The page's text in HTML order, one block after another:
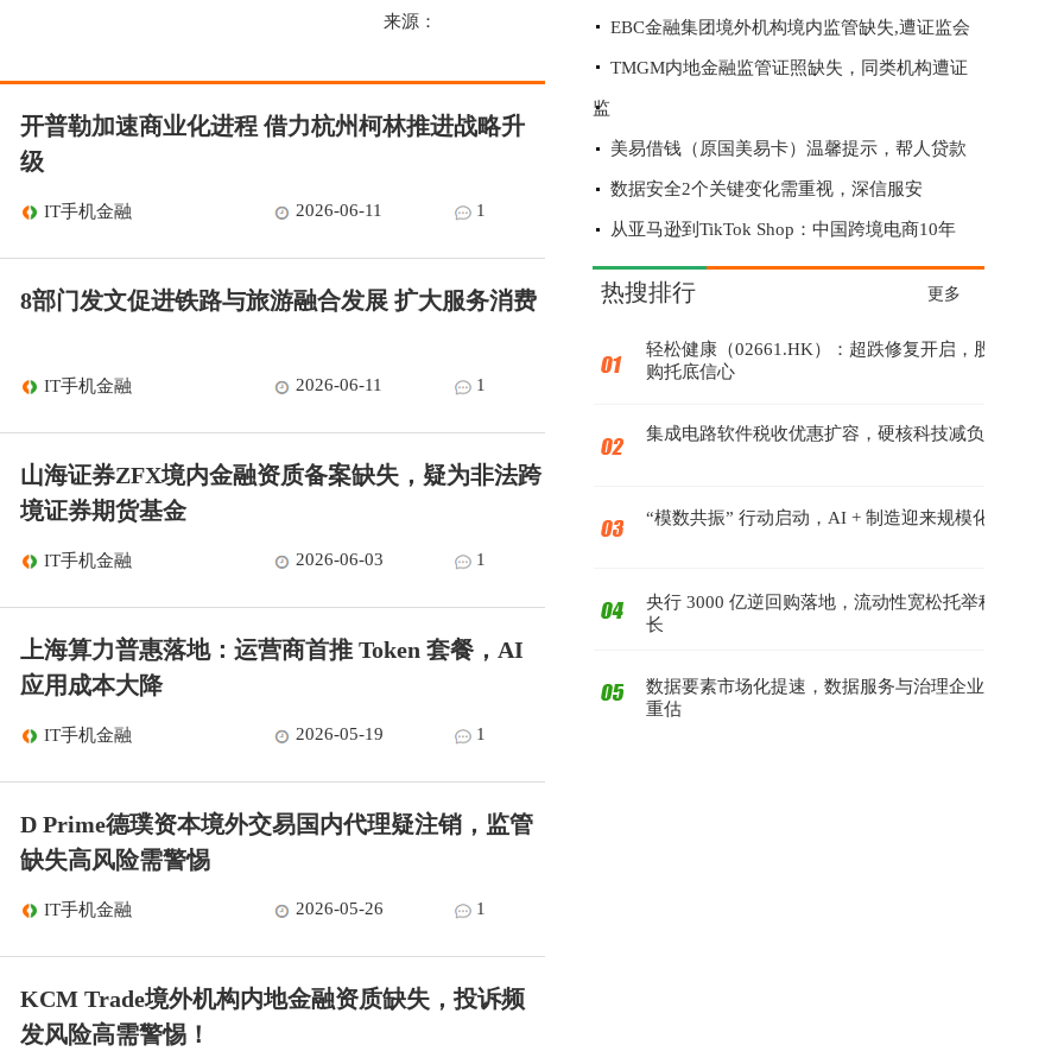
来源：
开普勒加速商业化进程 借力杭州柯林推进战略升
级
IT手机金融 2026-06-11 1
8部门发文促进铁路与旅游融合发展 扩大服务消费
IT手机金融 2026-06-11 1
山海证券ZFX境内金融资质备案缺失，疑为非法跨
境证券期货基金
IT手机金融 2026-06-03 1
上海算力普惠落地：运营商首推 Token 套餐，AI
应用成本大降
IT手机金融 2026-05-19 1
D Prime德璞资本境外交易国内代理疑注销，监管
缺失高风险需警惕
IT手机金融 2026-05-26 1
KCM Trade境外机构内地金融资质缺失，投诉频
发风险高需警惕！
EBC金融集团境外机构境内监管缺失,遭证监会
TMGM内地金融监管证照缺失，同类机构遭证
监
美易借钱（原国美易卡）温馨提示，帮人贷款
数据安全2个关键变化需重视，深信服安
从亚马逊到TikTok Shop：中国跨境电商10年
赔钱又赔货？“全球速卖通”被指物流还在运
热搜排行 更多
轻松健康（02661.HK）：超跌修复开启，股份回
购托底信心
集成电路软件税收优惠扩容，硬核科技减负增效
“模数共振” 行动启动，AI + 制造迎来规模化落地
央行 3000 亿逆回购落地，流动性宽松托举科技成
长
数据要素市场化提速，数据服务与治理企业迎价值
重估